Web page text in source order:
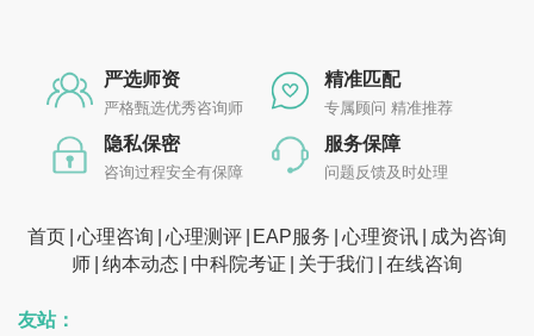
严选师资
严格甄选优秀咨询师
精准匹配
专属顾问 精准推荐
隐私保密
咨询过程安全有保障
服务保障
问题反馈及时处理
首页 心理咨询 心理测评 EAP服务 心理资讯
成为咨询
师 纳本动态 中科院考证 关于我们 在线咨询
友站：